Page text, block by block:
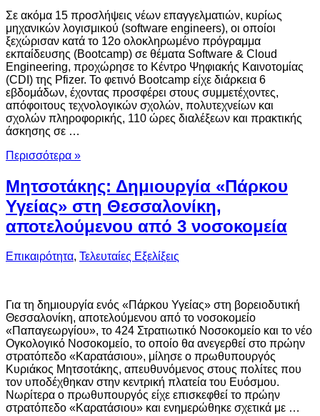
Σε ακόμα 15 προσλήψεις νέων επαγγελματιών, κυρίως
μηχανικών λογισμικού (software engineers), οι οποίοι
ξεχώρισαν κατά το 12o ολοκληρωμένο πρόγραμμα
εκπαίδευσης (Bootcamp) σε θέματα Software & Cloud
Engineering, προχώρησε το Κέντρο Ψηφιακής Καινοτομίας
(CDI) της Pfizer. Το φετινό Bootcamp είχε διάρκεια 6
εβδομάδων, έχοντας προσφέρει στους συμμετέχοντες,
απόφοιτους τεχνολογικών σχολών, πολυτεχνείων και
σχολών πληροφορικής, 110 ώρες διαλέξεων και πρακτικής
άσκησης σε …
Περισσότερα »
Μητσοτάκης: Δημιουργία «Πάρκου
Υγείας» στη Θεσσαλονίκη,
αποτελούμενου από 3 νοσοκομεία
Επικαιρότητα, Τελευταίες Εξελίξεις
Για τη δημιουργία ενός «Πάρκου Υγείας» στη βορειοδυτική
Θεσσαλονίκη, αποτελούμενου από το νοσοκομείο
«Παπαγεωργίου», το 424 Στρατιωτικό Νοσοκομείο και το νέο
Ογκολογικό Νοσοκομείο, το οποίο θα ανεγερθεί στο πρώην
στρατόπεδο «Καρατάσιου», μίλησε ο πρωθυπουργός
Κυριάκος Μητσοτάκης, απευθυνόμενος στους πολίτες που
τον υποδέχθηκαν στην κεντρική πλατεία του Ευόσμου.
Νωρίτερα ο πρωθυπουργός είχε επισκεφθεί το πρώην
στρατόπεδο «Καρατάσιου» και ενημερώθηκε σχετικά με …